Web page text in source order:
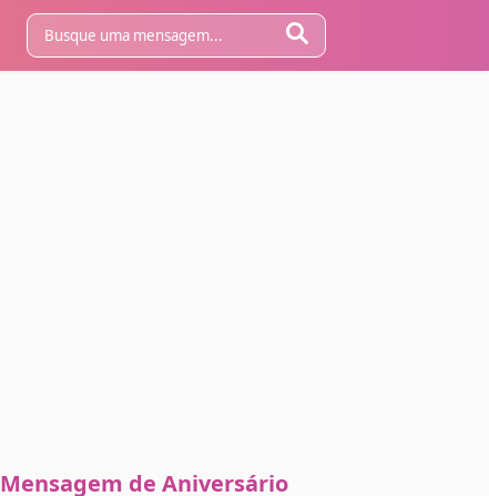
Mensagem de Aniversário